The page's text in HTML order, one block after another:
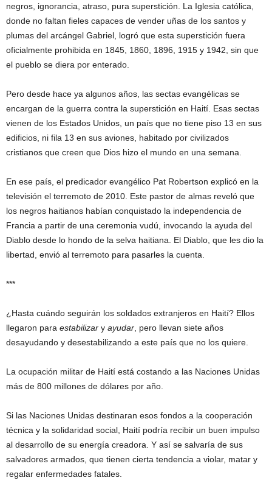
negros, ignorancia, atraso, pura superstición. La Iglesia católica,
donde no faltan fieles capaces de vender uñas de los santos y
plumas del arcángel Gabriel, logró que esta superstición fuera
oficialmente prohibida en 1845, 1860, 1896, 1915 y 1942, sin que
el pueblo se diera por enterado.
Pero desde hace ya algunos años, las sectas evangélicas se
encargan de la guerra contra la superstición en Haití. Esas sectas
vienen de los Estados Unidos, un país que no tiene piso 13 en sus
edificios, ni fila 13 en sus aviones, habitado por civilizados
cristianos que creen que Dios hizo el mundo en una semana.
En ese país, el predicador evangélico Pat Robertson explicó en la
televisión el terremoto de 2010. Este pastor de almas reveló que
los negros haitianos habían conquistado la independencia de
Francia a partir de una ceremonia vudú, invocando la ayuda del
Diablo desde lo hondo de la selva haitiana. El Diablo, que les dio la
libertad, envió al terremoto para pasarles la cuenta.
***
¿Hasta cuándo seguirán los soldados extranjeros en Haití? Ellos
llegaron para estabilizar y ayudar , pero llevan siete años
desayudando y desestabilizando a este país que no los quiere.
La ocupación militar de Haití está costando a las Naciones Unidas
más de 800 millones de dólares por año.
Si las Naciones Unidas destinaran esos fondos a la cooperación
técnica y la solidaridad social, Haití podría recibir un buen impulso
al desarrollo de su energía creadora. Y así se salvaría de sus
salvadores armados, que tienen cierta tendencia a violar, matar y
regalar enfermedades fatales.